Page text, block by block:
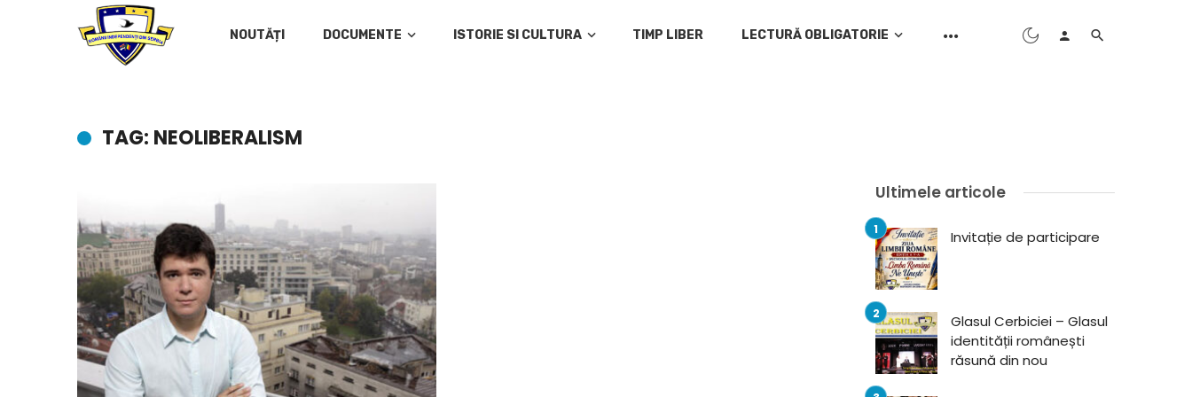
NOUTĂȚI DOCUMENTE ISTORIE SI CULTURA TIMP LIBER LECTURĂ OBLIGATORIE
TAG: NEOLIBERALISM
Ultimele articole
Invitație de participare
Glasul Cerbiciei – Glasul
identității românești
răsună din nou